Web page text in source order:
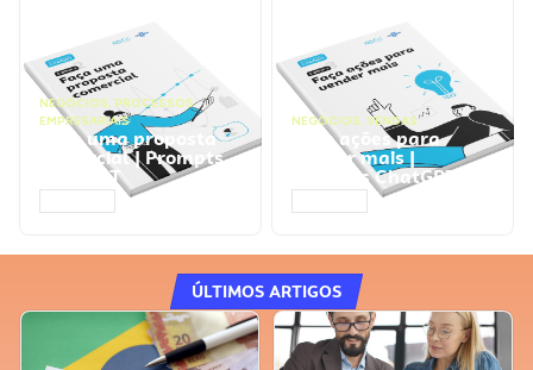
NEGÓCIOS, PROCESSOS
EMPRESARIAIS
Faça uma proposta
comercial | Prompts
ChatGPT
NEGÓCIOS, VENDAS
Faça ações para
vender mais |
Prompts ChatGPT
ÚLTIMOS ARTIGOS